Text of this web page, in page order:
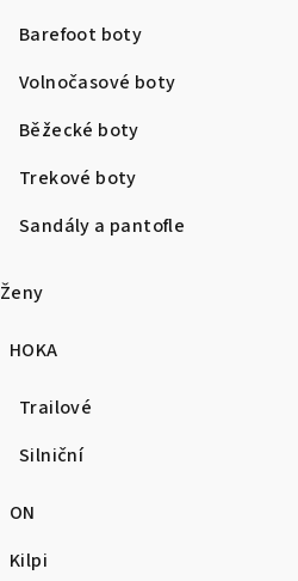
Barefoot boty
Volnočasové boty
Běžecké boty
Trekové boty
Sandály a pantofle
Ženy
HOKA
Trailové
Silniční
ON
Kilpi